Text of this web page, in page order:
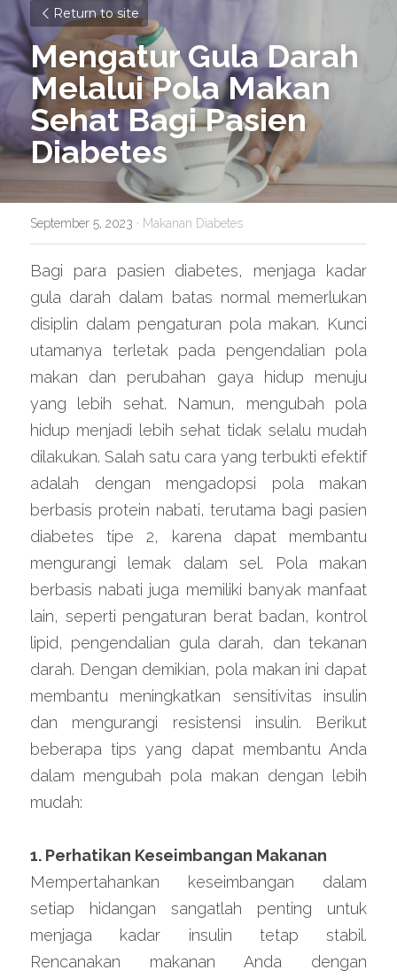
Return to site
Mengatur Gula Darah
Melalui Pola Makan
Sehat Bagi Pasien
Diabetes
September 5, 2023 · Makanan Diabetes
Bagi para pasien diabetes, menjaga kadar
gula darah dalam batas normal memerlukan
disiplin dalam pengaturan pola makan. Kunci
utamanya terletak pada pengendalian pola
makan dan perubahan gaya hidup menuju
yang lebih sehat. Namun, mengubah pola
hidup menjadi lebih sehat tidak selalu mudah
dilakukan. Salah satu cara yang terbukti efektif
adalah dengan mengadopsi pola makan
berbasis protein nabati, terutama bagi pasien
diabetes tipe 2, karena dapat membantu
mengurangi lemak dalam sel. Pola makan
berbasis nabati juga memiliki banyak manfaat
lain, seperti pengaturan berat badan, kontrol
lipid, pengendalian gula darah, dan tekanan
darah. Dengan demikian, pola makan ini dapat
membantu meningkatkan sensitivitas insulin
dan mengurangi resistensi insulin. Berikut
beberapa tips yang dapat membantu Anda
dalam mengubah pola makan dengan lebih
mudah:
1. Perhatikan Keseimbangan Makanan
Mempertahankan keseimbangan dalam
setiap hidangan sangatlah penting untuk
menjaga kadar insulin tetap stabil.
Rencanakan makanan Anda dengan